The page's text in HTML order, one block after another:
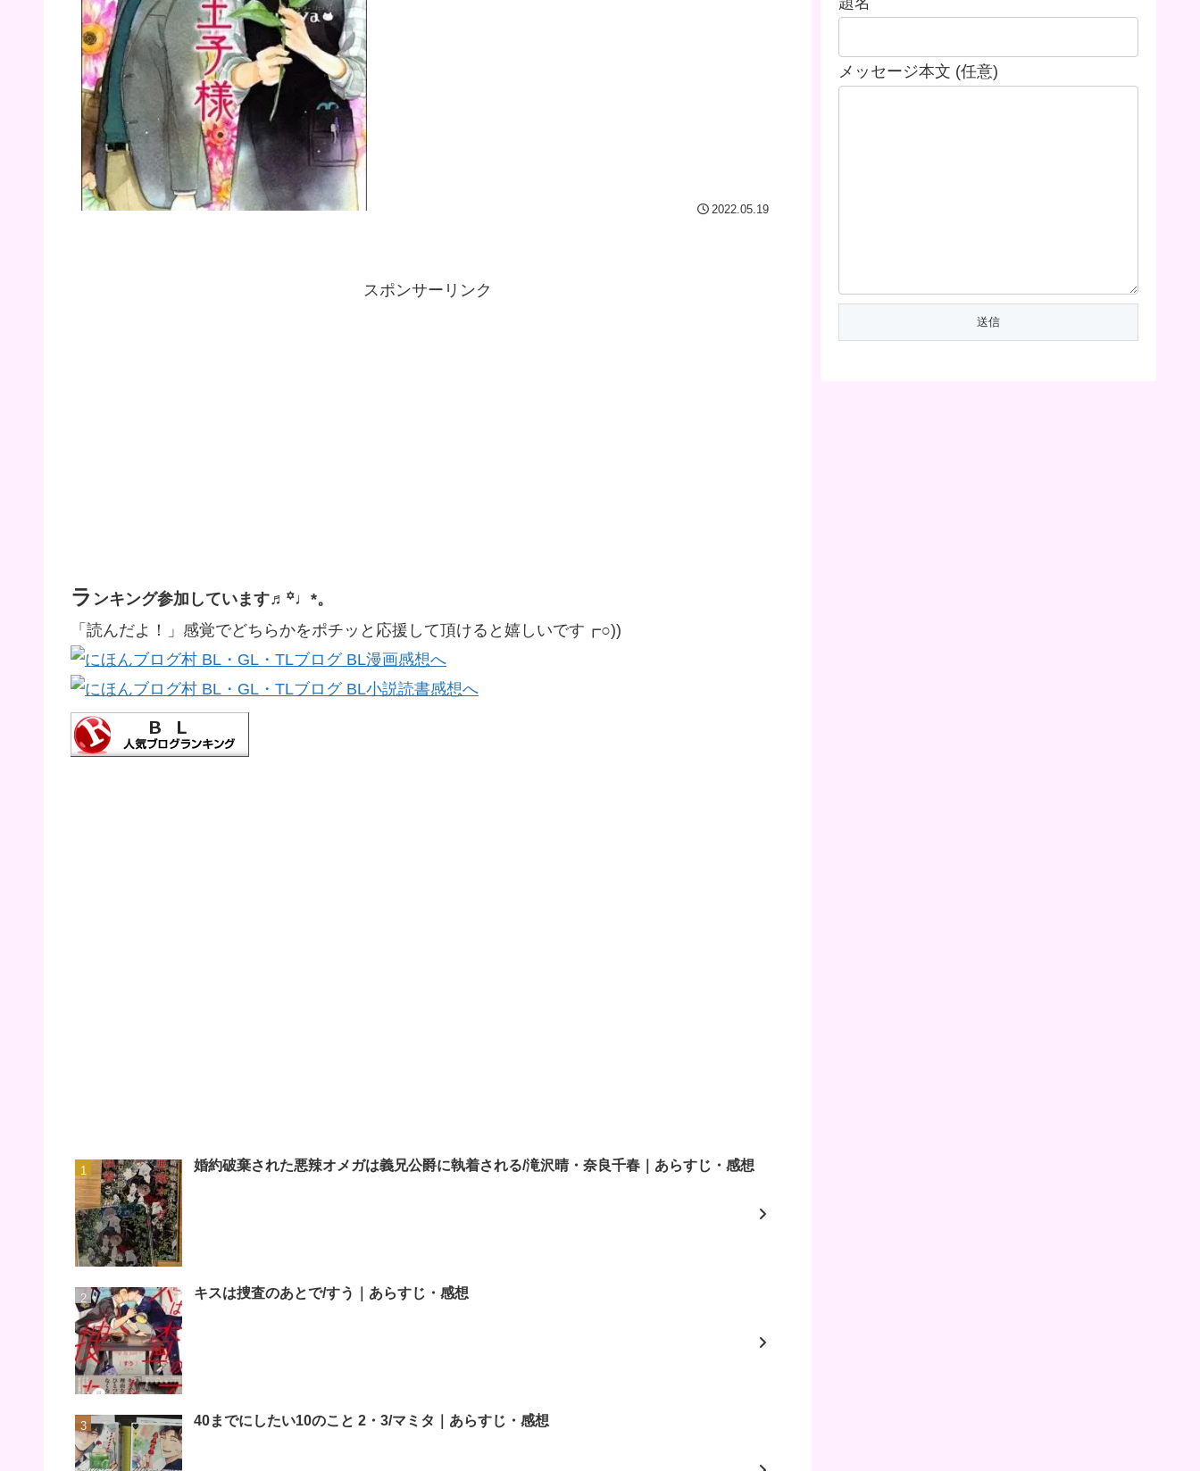
2022.05.19
スポンサーリンク
ラ ンキング参加しています♬꙳♩*。
「読んだよ！」感覚でどちらかをポチッと応援して頂けると嬉しいです┏○))
婚約破棄された悪辣オメガは義兄公爵に執着される/滝沢晴・奈良千春｜あらすじ・感想
キスは捜査のあとで/すう｜あらすじ・感想
40までにしたい10のこと 2・3/マミタ｜あらすじ・感想
メッセージ本文 (任意)